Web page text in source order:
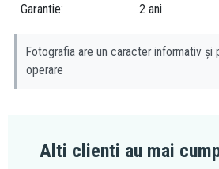
Garantie 2 ani
Fotografia are un caracter informativ
operare
Alti clienti au mai